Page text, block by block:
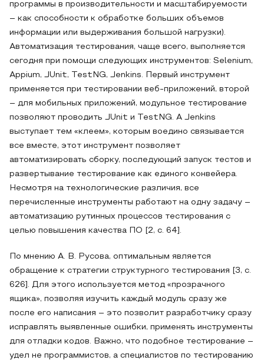
программы в производительности и масштабируемости
– как способности к обработке больших объемов
информации или выдерживания большой нагрузки).
Автоматизация тестирования, чаще всего, выполняется
сегодня при помощи следующих инструментов: Selenium,
Appium, JUnit, TestNG, Jenkins. Первый инструмент
применяется при тестировании веб-приложений, второй
– для мобильных приложений, модульное тестирование
позволяют проводить JUnit и TestNG. А Jenkins
выступает тем «клеем», которым воедино связывается
все вместе, этот инструмент позволяет
автоматизировать сборку, последующий запуск тестов и
развертывание тестирование как единого конвейера.
Несмотря на технологические различия, все
перечисленные инструменты работают на одну задачу –
автоматизацию рутинных процессов тестирования с
целью повышения качества ПО [2, с. 64].
По мнению А. В. Русова, оптимальным является
обращение к стратегии структурного тестирования [3, с.
626]. Для этого используется метод «прозрачного
ящика», позволяя изучить каждый модуль сразу же
после его написания – это позволит разработчику сразу
исправлять выявленные ошибки, применять инструменты
для отладки кодов. Важно, что подобное тестирование –
удел не программистов, а специалистов по тестированию